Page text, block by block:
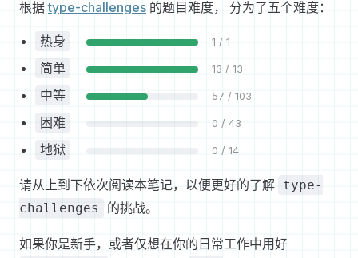
根据type-challenges 的题目难度， 分为了五个难度：
热身 1 / 1
简单 13 / 13
中等 57 / 103
困难 0 / 43
地狱 0 / 14
请从上到下依次阅读本笔记，以便更好的了解 type-
challenges
的挑战。
如果你是新手，或者仅想在你的日常工作中用好